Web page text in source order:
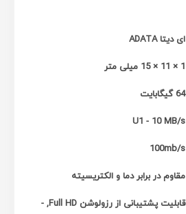
ای دیتا ADATA
1 × 11 × 15 میلی متر
64 گیگابایت
U1 - 10 MB/s
100mb/s
مقاوم در برابر دما و الکتریسیته
قابلیت پشتیبانی از رزولوشن Full HD, -